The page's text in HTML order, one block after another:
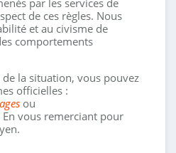
de ces règles. Nous
et au civisme de
comportements
la situation, vous pouvez
officielles :
ou
En vous remerciant pour